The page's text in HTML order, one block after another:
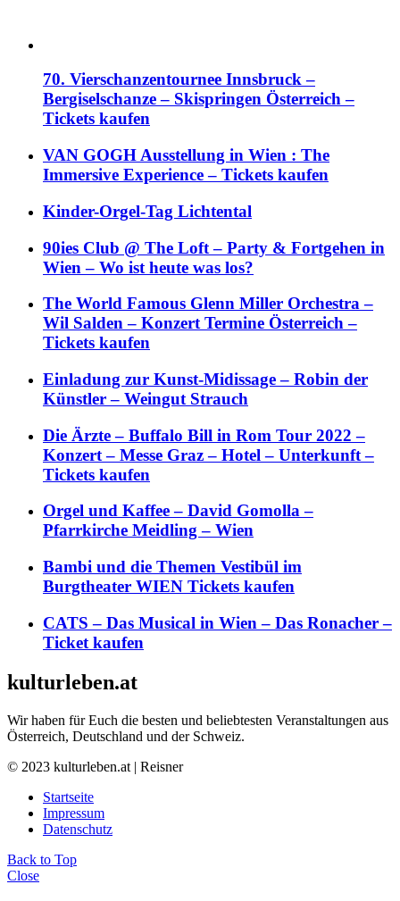
70. Vierschanzentournee Innsbruck –
Bergiselschanze – Skispringen Österreich –
Tickets kaufen
VAN GOGH Ausstellung in Wien : The
Immersive Experience – Tickets kaufen
Kinder-Orgel-Tag Lichtental
90ies Club @ The Loft – Party & Fortgehen in
Wien – Wo ist heute was los?
The World Famous Glenn Miller Orchestra –
Wil Salden – Konzert Termine Österreich –
Tickets kaufen
Einladung zur Kunst-Midissage – Robin der
Künstler – Weingut Strauch
Die Ärzte – Buffalo Bill in Rom Tour 2022 –
Konzert – Messe Graz – Hotel – Unterkunft –
Tickets kaufen
Orgel und Kaffee – David Gomolla –
Pfarrkirche Meidling – Wien
Bambi und die Themen Vestibül im
Burgtheater WIEN Tickets kaufen
CATS – Das Musical in Wien – Das Ronacher –
Ticket kaufen
kulturleben.at
Wir haben für Euch die besten und beliebtesten Veranstaltungen aus
Österreich, Deutschland und der Schweiz.
© 2023 kulturleben.at | Reisner
Startseite
Impressum
Datenschutz
Back to Top
Close